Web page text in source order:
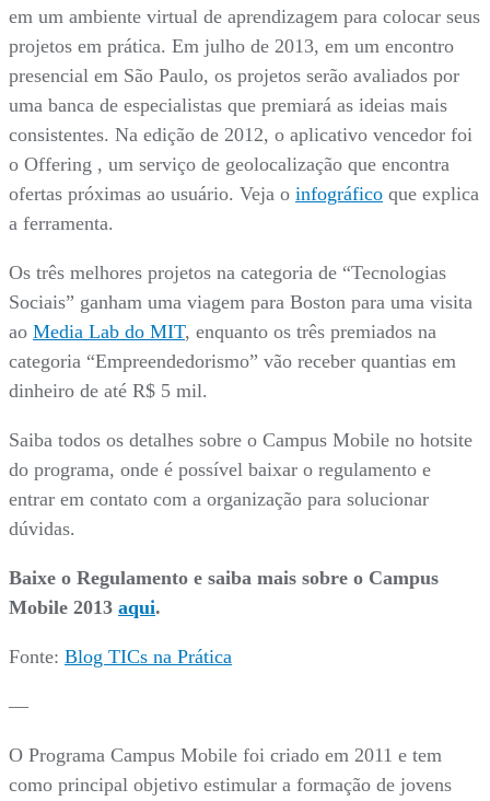
em um ambiente virtual de aprendizagem para colocar seus
projetos em prática. Em julho de 2013, em um encontro
presencial em São Paulo, os projetos serão avaliados por
uma banca de especialistas que premiará as ideias mais
consistentes. Na edição de 2012, o aplicativo vencedor foi
o Offering , um serviço de geolocalização que encontra
ofertas próximas ao usuário. Veja o infográfico que explica
a ferramenta.
Os três melhores projetos na categoria de “Tecnologias
Sociais” ganham uma viagem para Boston para uma visita
ao Media Lab do MIT, enquanto os três premiados na
categoria “Empreendedorismo” vão receber quantias em
dinheiro de até R$ 5 mil.
Saiba todos os detalhes sobre o Campus Mobile no hotsite
do programa, onde é possível baixar o regulamento e
entrar em contato com a organização para solucionar
dúvidas.
Baixe o Regulamento e saiba mais sobre o Campus
Mobile 2013 aqui.
Fonte: Blog TICs na Prática
—
O Programa Campus Mobile foi criado em 2011 e tem
como principal objetivo estimular a formação de jovens